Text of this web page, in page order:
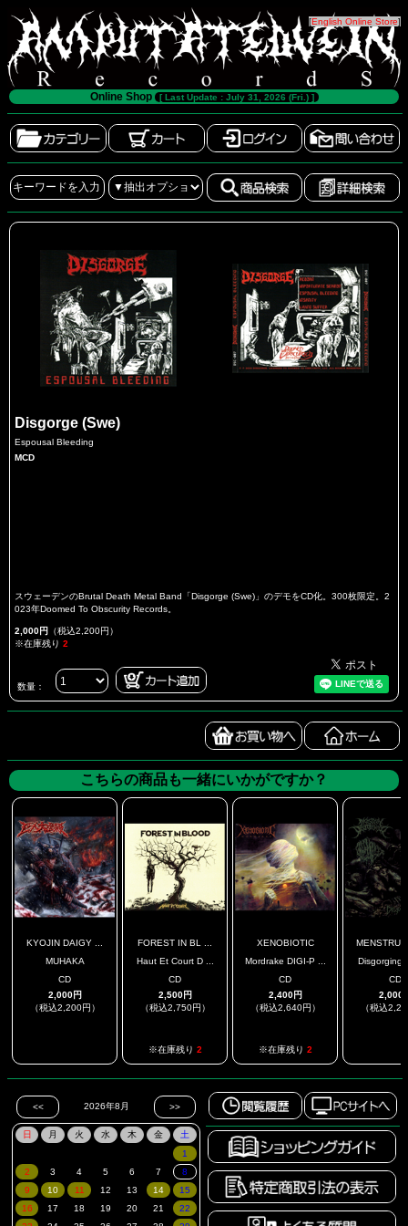
[English Online Store]
Online Shop [ Last Update : July 31, 2026 (Fri.) ]
Disgorge (Swe)
Espousal Bleeding
MCD
スウェーデンのBrutal Death Metal Band「Disgorge (Swe)」のデモをCD化。300枚限定。2
023年Doomed To Obscurity Records。
2,000円 （税込2,200円）
※在庫残り 2
数量：
こちらの商品も一緒にいかがですか？
KYOJIN DAIGY ...
MUHAKA
CD
2,000円
（税込2,200円）
FOREST IN BL ...
Haut Et Court D ...
CD
2,500円
（税込2,750円）
※在庫残り 2
XENOBIOTIC
Mordrake DIGI-P ...
CD
2,400円
（税込2,640円）
※在庫残り 2
Disgorging
CD
2,000
（税込